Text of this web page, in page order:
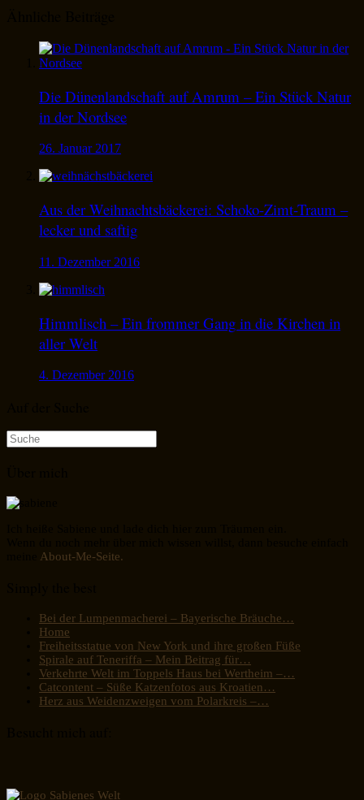
Die Dünenlandschaft auf Amrum – Ein Stück Natur
in der Nordsee
26. Januar 2017
Aus der Weihnachtsbäckerei: Schoko-Zimt-Traum –
lecker und saftig
11. Dezember 2016
Himmlisch – Ein frommer Gang in die Kirchen in
aller Welt
4. Dezember 2016
Suche
nach:
About-Me-Seite.
Bei der Lumpenmacherei – Bayerische Bräuche…
Home
Freiheitsstatue von New York und ihre großen Füße
Spirale auf Teneriffa – Mein Beitrag für…
Verkehrte Welt im Toppels Haus bei Wertheim –…
Catcontent – Süße Katzenfotos aus Kroatien…
Herz aus Weidenzweigen vom Polarkreis –…